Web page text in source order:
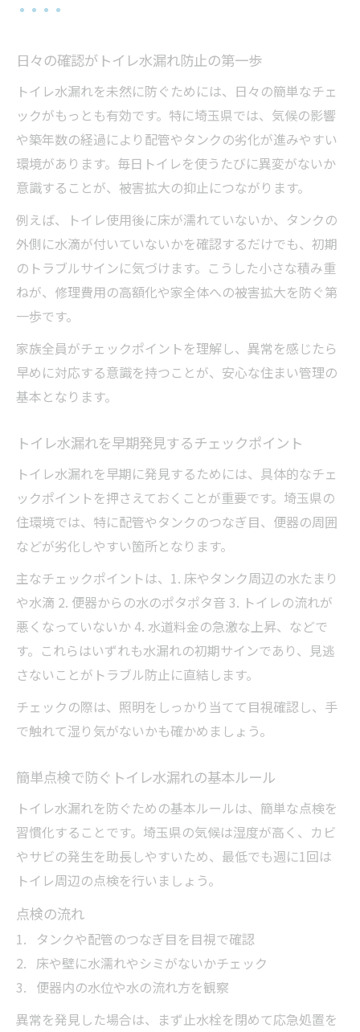
日々の確認がトイレ水漏れ防止の第一歩
トイレ水漏れを未然に防ぐためには、日々の簡単なチェ
ックがもっとも有効です。特に埼玉県では、気候の影響
や築年数の経過により配管やタンクの劣化が進みやすい
環境があります。毎日トイレを使うたびに異変がないか
意識することが、被害拡大の抑止につながります。
例えば、トイレ使用後に床が濡れていないか、タンクの
外側に水滴が付いていないかを確認するだけでも、初期
のトラブルサインに気づけます。こうした小さな積み重
ねが、修理費用の高額化や家全体への被害拡大を防ぐ第
一歩です。
家族全員がチェックポイントを理解し、異常を感じたら
早めに対応する意識を持つことが、安心な住まい管理の
基本となります。
トイレ水漏れを早期発見するチェックポイント
トイレ水漏れを早期に発見するためには、具体的なチェ
ックポイントを押さえておくことが重要です。埼玉県の
住環境では、特に配管やタンクのつなぎ目、便器の周囲
などが劣化しやすい箇所となります。
主なチェックポイントは、1. 床やタンク周辺の水たまり
や水滴 2. 便器からの水のポタポタ音 3. トイレの流れが
悪くなっていないか 4. 水道料金の急激な上昇、などで
す。これらはいずれも水漏れの初期サインであり、見逃
さないことがトラブル防止に直結します。
チェックの際は、照明をしっかり当てて目視確認し、手
で触れて湿り気がないかも確かめましょう。
簡単点検で防ぐトイレ水漏れの基本ルール
トイレ水漏れを防ぐための基本ルールは、簡単な点検を
習慣化することです。埼玉県の気候は湿度が高く、カビ
やサビの発生を助長しやすいため、最低でも週に1回は
トイレ周辺の点検を行いましょう。
点検の流れ
タンクや配管のつなぎ目を目視で確認
床や壁に水濡れやシミがないかチェック
便器内の水位や水の流れ方を観察
異常を発見した場合は、まず止水栓を閉めて応急処置を